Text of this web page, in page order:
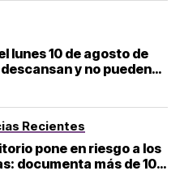
lunes 10 de agosto de
y no pueden
Estado de México; estos
Recientes
pone en riesgo a los
documenta más de 100